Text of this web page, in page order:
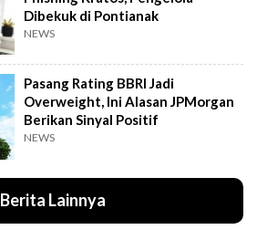
Dibekuk di Pontianak
NEWS
Pasang Rating BBRI Jadi
Overweight, Ini Alasan JPMorgan
Berikan Sinyal Positif
NEWS
Berita Lainnya